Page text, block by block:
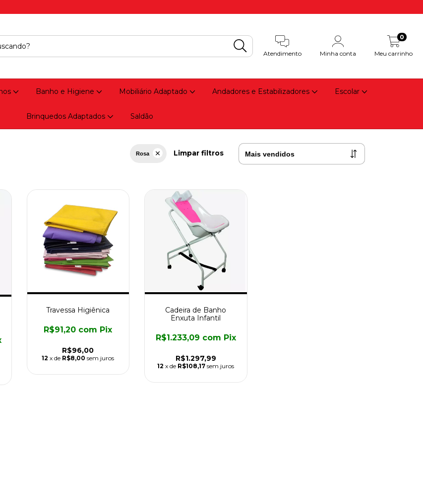
Atendimento Minha conta Meu carrinho
0
Banho e Higiene Mobiliário Adaptado Andadores e Estabilizadores Escolar
Brinquedos Adaptados Saldão
Rosa Limpar filtros
Travessa Higiênica
R$96,00
R$91,20 com Pix
12 x de R$8,00 sem juros
Cadeira de Banho
Enxuta Infantil
R$1.297,99
R$1.233,09 com Pix
12 x de R$108,17 sem juros